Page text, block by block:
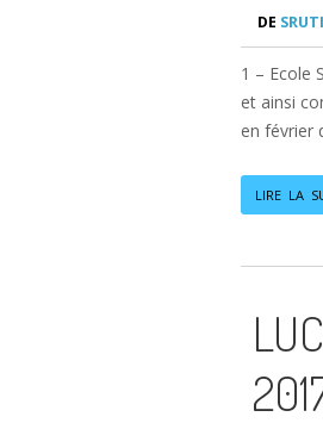
DE
1 – Ecole
et ainsi
en février
LIRE LA